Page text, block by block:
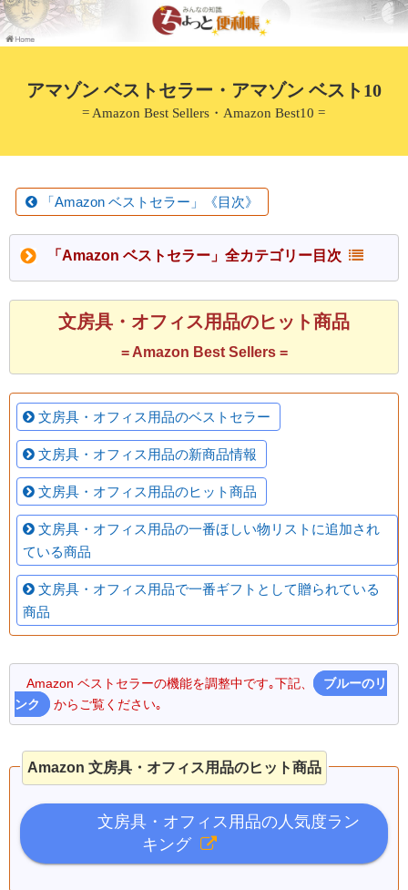
アマゾン ベストセラー・アマゾン ベスト10
= Amazon Best Sellers・Amazon Best10 =
「Amazon ベストセラー」《目次》
「Amazon ベストセラー」全カテゴリー目次
文房具・オフィス用品のヒット商品
= Amazon Best Sellers =
文房具・オフィス用品のベストセラー
文房具・オフィス用品の新商品情報
文房具・オフィス用品のヒット商品
文房具・オフィス用品の一番ほしい物リストに追加され
ている商品
文房具・オフィス用品で一番ギフトとして贈られている
商品
Amazon ベストセラーの機能を調整中です｡下記、
ブルーのリ
ンク
からご覧ください｡
Amazon 文房具・オフィス用品のヒット商品
文房具・オフィス用品の人気度ラン
キング